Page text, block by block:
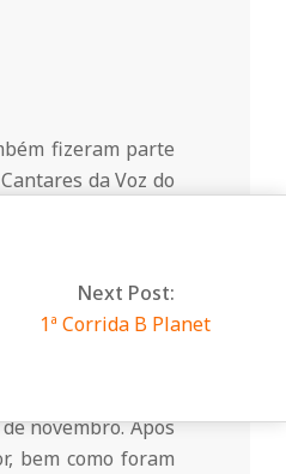
fizeram parte
da Voz do
entre os
através da
proporcionar uma
novembro. Após
bem como foram